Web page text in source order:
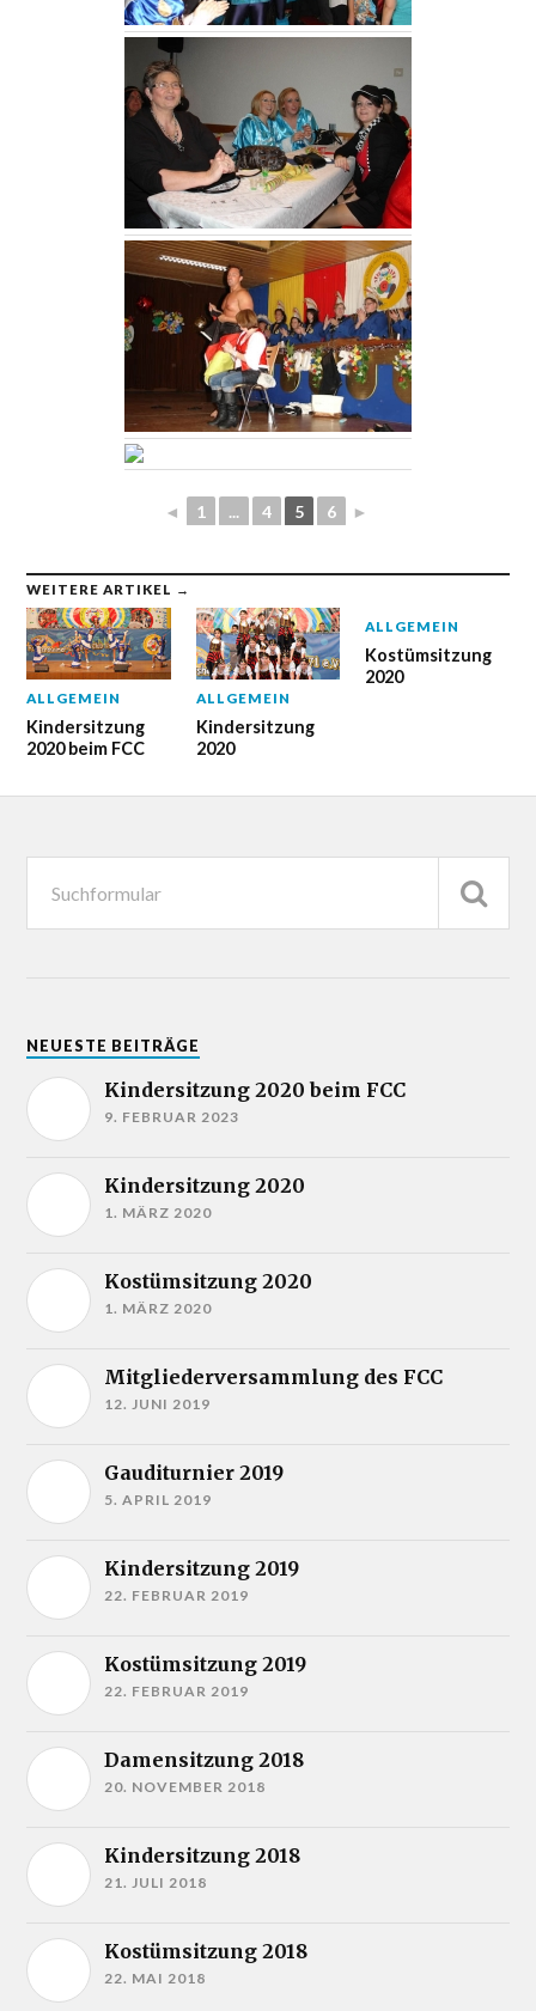
◄ 1 ... 4 5 6 ►
WEITERE ARTIKEL →
ALLGEMEIN
Kindersitzung
2020 beim FCC
ALLGEMEIN
Kindersitzung
2020
ALLGEMEIN
Kostümsitzung
2020
NEUESTE BEITRÄGE
Kindersitzung 2020 beim FCC
9. FEBRUAR 2023
Kindersitzung 2020
1. MÄRZ 2020
Kostümsitzung 2020
1. MÄRZ 2020
Mitgliederversammlung des FCC
12. JUNI 2019
Gauditurnier 2019
5. APRIL 2019
Kindersitzung 2019
22. FEBRUAR 2019
Kostümsitzung 2019
22. FEBRUAR 2019
Damensitzung 2018
20. NOVEMBER 2018
Kindersitzung 2018
21. JULI 2018
Kostümsitzung 2018
22. MAI 2018